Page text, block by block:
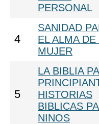
PERSONAL
4
SANIDAD
EL ALMA DE
MUJER
5
LA BIBLIA
HISTORIAS
BIBLICAS
NINOS